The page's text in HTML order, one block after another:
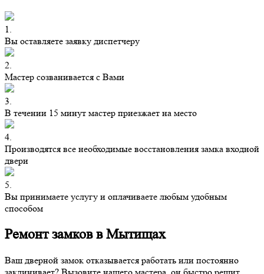
1.
Вы оставляете заявку диспетчеру
2.
Мастер созванивается с Вами
3.
В течении 15 минут мастер приезжает на место
4.
Производятся все необходимые восстановления замка входной
двери
5.
Вы принимаете услугу и оплачиваете любым удобным
способом
Ремонт замков в Мытищах
Ваш дверной замок отказывается работать или постоянно